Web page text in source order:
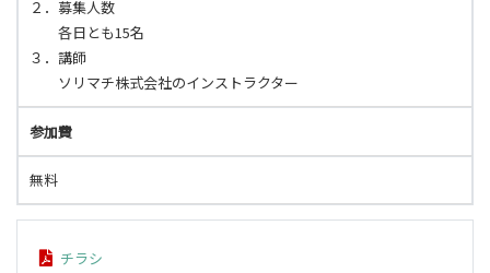
２．募集人数
各日とも15名
３．講師
ソリマチ株式会社のインストラクター
参加費
無料
チラシ